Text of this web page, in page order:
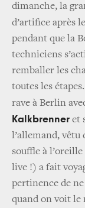
dimanche, la
d’artifice après
pendant que la
techniciens
remballer les
toutes les
rave à Berlin
Kalkbrenner et
l’allemand,
souffle à l’oreille
live !) a fait
pertinence de
quand on voit le